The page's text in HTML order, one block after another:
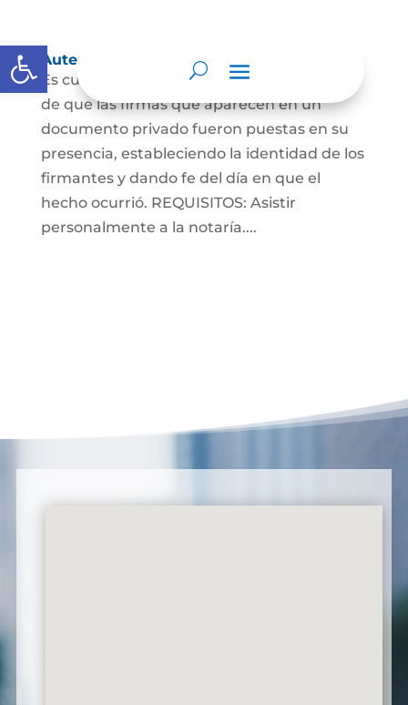
Abrir barra de herramientas
Autenticaciones
Es cuando el notario da testimonio escrito
de que las firmas que aparecen en un
documento privado fueron puestas en su
presencia, estableciendo la identidad de los
firmantes y dando fe del día en que el
hecho ocurrió. REQUISITOS: Asistir
personalmente a la notaría....